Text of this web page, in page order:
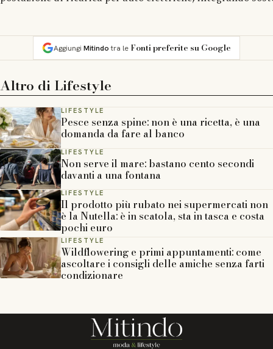
Aggiungi Mitindotra le Fonti preferite su Google
Altro di Lifestyle
LIFESTYLE
Pesce senza spine: non è una ricetta, è una
domanda da fare al banco
LIFESTYLE
Non serve il mare: bastano cento secondi
davanti a una fontana
LIFESTYLE
Il prodotto più rubato nei supermercati non
è la Nutella: è in scatola, sta in tasca e costa
pochi euro
LIFESTYLE
Wildflowering e primi appuntamenti: come
ascoltare i consigli delle amiche senza farti
condizionare